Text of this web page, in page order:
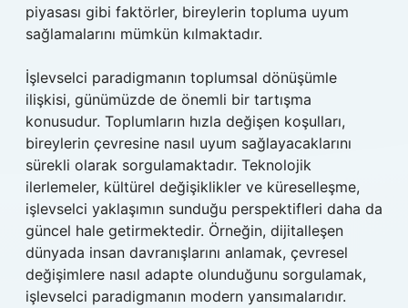
piyasası gibi faktörler, bireylerin topluma uyum
sağlamalarını mümkün kılmaktadır.
İşlevselci paradigmanın toplumsal dönüşümle
ilişkisi, günümüzde de önemli bir tartışma
konusudur. Toplumların hızla değişen koşulları,
bireylerin çevresine nasıl uyum sağlayacaklarını
sürekli olarak sorgulamaktadır. Teknolojik
ilerlemeler, kültürel değişiklikler ve küreselleşme,
işlevselci yaklaşımın sunduğu perspektifleri daha da
güncel hale getirmektedir. Örneğin, dijitalleşen
dünyada insan davranışlarını anlamak, çevresel
değişimlere nasıl adapte olunduğunu sorgulamak,
işlevselci paradigmanın modern yansımalarıdır.